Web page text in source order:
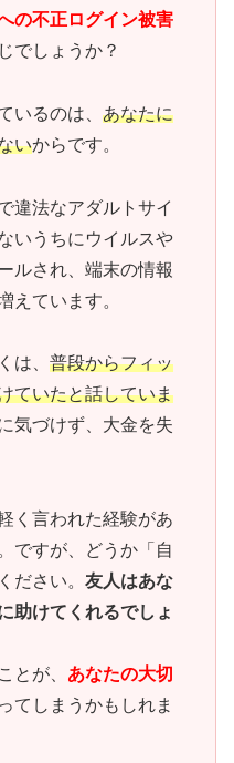
の不正ログイン被害
でしょうか？
いるのは、 あなたに
いからです。
違法なアダルトサイ
いうちにウイルスや
ルされ、端末の情報
えています。
は、 普段からフィッ
ていたと話していま
気づけず、大金を失
く言われた経験があ
ですが、どうか「自
ださい。 友人はあな
助けてくれるでしょ
とが、 あなたの大切
てしまうかもしれま